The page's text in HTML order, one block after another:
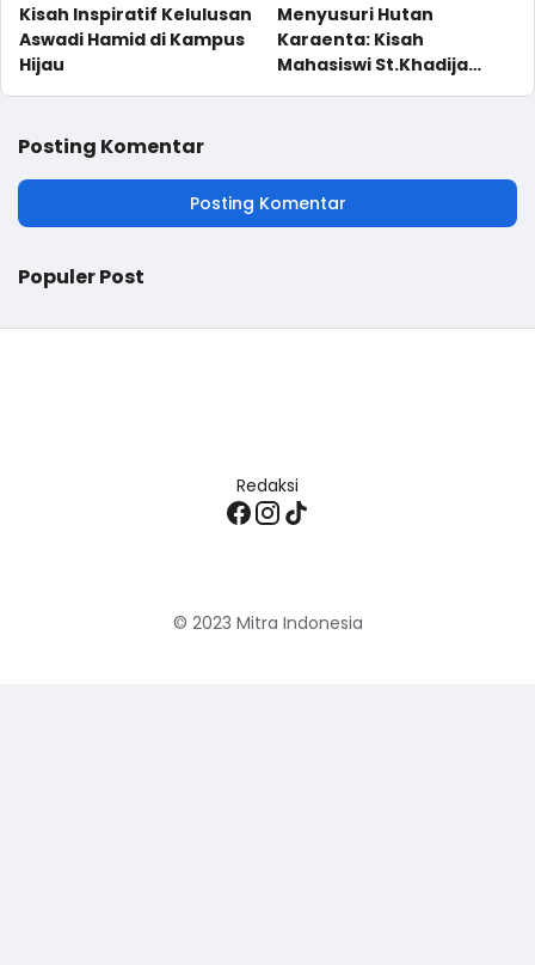
Kisah Inspiratif Kelulusan
Aswadi Hamid di Kampus
Hijau
Menyusuri Hutan
Karaenta: Kisah
Mahasiswi St.Khadija
yang Jatuh Cinta pada
Posting Komentar
Posting Komentar
Populer Post
Redaksi
© 2023 Mitra Indonesia